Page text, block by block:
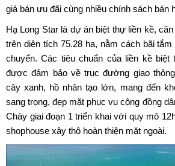
giá bán ưu đãi cùng nhiều chính sách bán
Hạ Long Starlà dự án biệt thự liền kề,
trên diện tích 75.28 ha, nằm cách bãi
chuyển. Các tiêu chuẩn của liền kề biệt
được đảm bảo về trục đường giao
cây xanh, hồ nhân tạo lớn, mang đến
sang trọng, đẹp mặt phục vụ cộng đồng
Cháy giai đoạn 1 triển khai với quy mô
shophouse xây thô hoàn thiện mặt ngoài.